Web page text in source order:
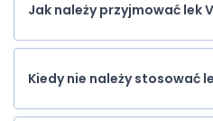
Jak należy przyjmować lek
Kiedy nie należy stosować